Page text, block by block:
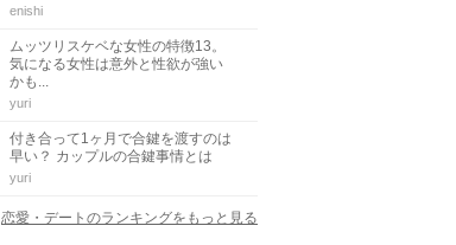
enishi
ムッツリスケベな女性の特徴13。
気になる女性は意外と性欲が強い
かも...
yuri
付き合って1ヶ月で合鍵を渡すのは
早い？ カップルの合鍵事情とは
yuri
恋愛・デートのランキングをもっと見る